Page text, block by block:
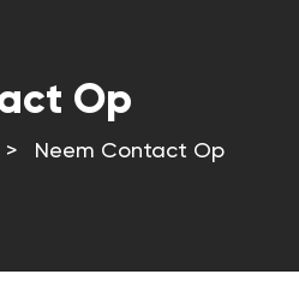
Op
> Neem Contact Op